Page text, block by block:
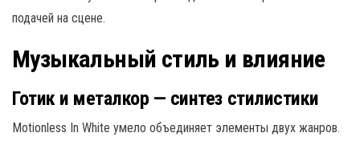
подачей на сцене.
Музыкальный стиль и влияние
Готик и металкор — синтез стилистики
Motionless In White умело объединяет элементы двух жанров.